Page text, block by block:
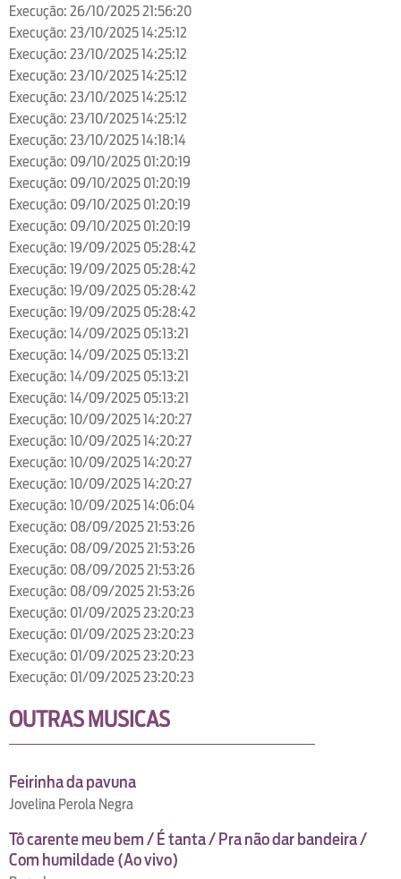
Execução: 26/10/2025 21:56:20
Execução: 23/10/2025 14:25:12
Execução: 23/10/2025 14:25:12
Execução: 23/10/2025 14:25:12
Execução: 23/10/2025 14:25:12
Execução: 23/10/2025 14:25:12
Execução: 23/10/2025 14:18:14
Execução: 09/10/2025 01:20:19
Execução: 09/10/2025 01:20:19
Execução: 09/10/2025 01:20:19
Execução: 09/10/2025 01:20:19
Execução: 19/09/2025 05:28:42
Execução: 19/09/2025 05:28:42
Execução: 19/09/2025 05:28:42
Execução: 19/09/2025 05:28:42
Execução: 14/09/2025 05:13:21
Execução: 14/09/2025 05:13:21
Execução: 14/09/2025 05:13:21
Execução: 14/09/2025 05:13:21
Execução: 10/09/2025 14:20:27
Execução: 10/09/2025 14:20:27
Execução: 10/09/2025 14:20:27
Execução: 10/09/2025 14:20:27
Execução: 10/09/2025 14:06:04
Execução: 08/09/2025 21:53:26
Execução: 08/09/2025 21:53:26
Execução: 08/09/2025 21:53:26
Execução: 08/09/2025 21:53:26
Execução: 01/09/2025 23:20:23
Execução: 01/09/2025 23:20:23
Execução: 01/09/2025 23:20:23
Execução: 01/09/2025 23:20:23
OUTRAS MUSICAS
Feirinha da pavuna
Jovelina Perola Negra
Tô carente meu bem / É tanta / Pra não dar bandeira /
Com humildade (Ao vivo)